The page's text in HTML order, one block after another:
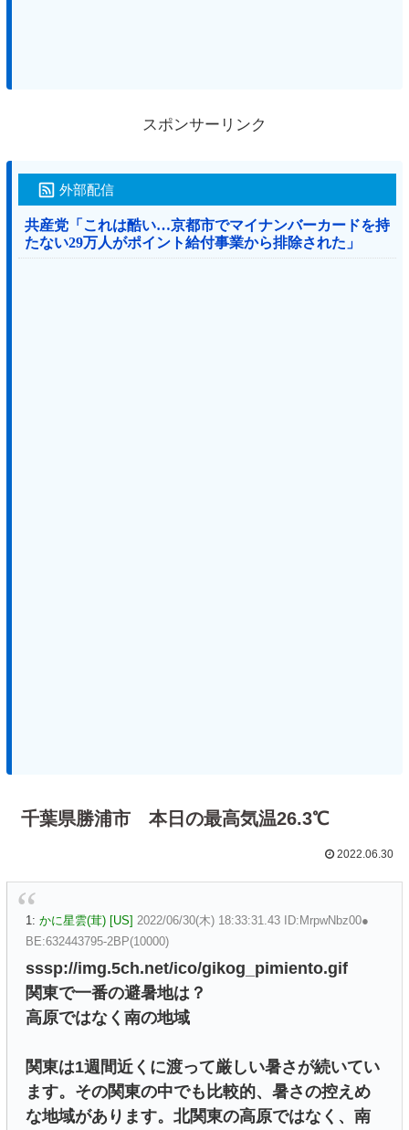
スポンサーリンク
外部配信
共産党「これは酷い…京都市でマイナンバーカードを持
たない29万人がポイント給付事業から排除された」
千葉県勝浦市 本日の最高気温26.3℃
2022.06.30
1: かに星雲(茸) [US] 2022/06/30(木) 18:33:31.43 ID:MrpwNbz00●
BE:632443795-2BP(10000)
sssp://img.5ch.net/ico/gikog_pimiento.gif
関東で一番の避暑地は？
高原ではなく南の地域
関東は1週間近くに渡って厳しい暑さが続いてい
ます。その関東の中でも比較的、暑さの控えめ
な地域があります。北関東の高原ではなく、南